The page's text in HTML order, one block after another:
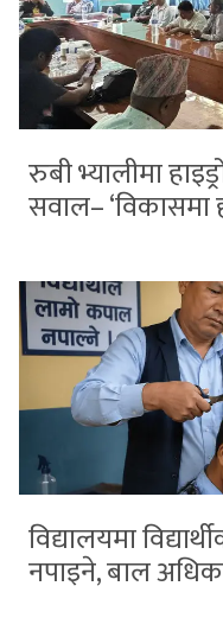
रुबी भ्यालीमा
सवाल– ‘विकासमा
विद्यालयमा
नपाइने, बाल